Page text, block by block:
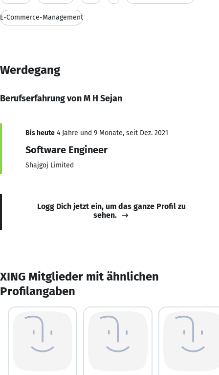
E-Commerce-Management
Werdegang
Berufserfahrung von M H Sejan
Bis heute 4 Jahre und 9 Monate, seit Dez. 2021
Software Engineer
Shajgoj Limited
Logg Dich jetzt ein, um das ganze Profil zu
sehen.
XING Mitglieder mit ähnlichen
Profilangaben